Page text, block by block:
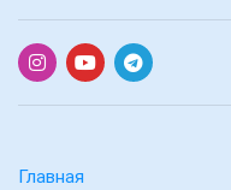
Главная